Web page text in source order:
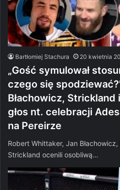
Bartłomiej Stachura 20 kwietnia
„Gość symulował
czego się
Błachowicz, Strickland
głos nt. celebracji
na Pereirze
Robert Whittaker, Jan
Strickland ocenili osobliwą…